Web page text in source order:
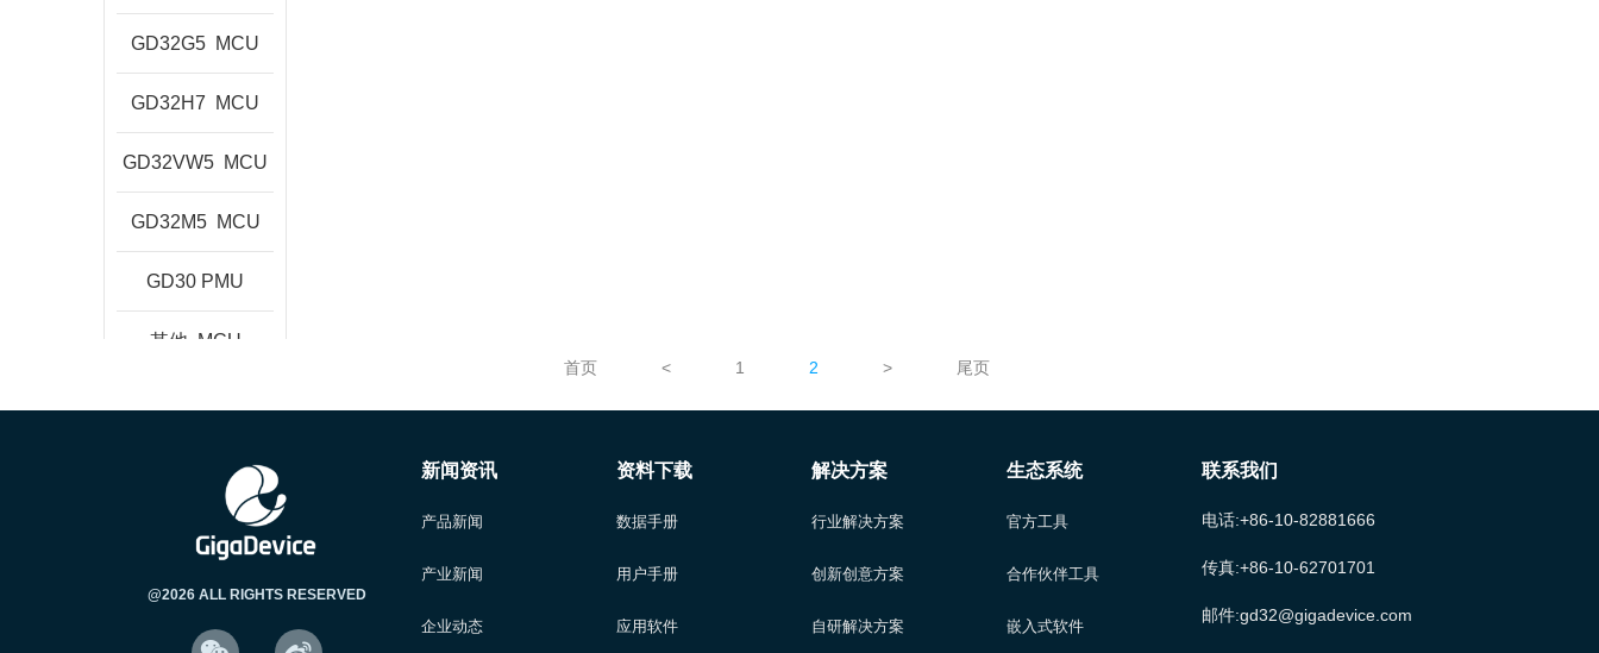
GD32G5 MCU
GD32H7 MCU
GD32VW5 MCU
GD32M5 MCU
GD30 PMU
其他 MCU
首页 < 1 2 > 尾页
@2026 ALL RIGHTS RESERVED
新闻资讯
产品新闻
产业新闻
企业动态
资料下载
数据手册
用户手册
应用软件
解决方案
行业解决方案
创新创意方案
自研解决方案
生态系统
官方工具
合作伙伴工具
嵌入式软件
联系我们
电话:+86-10-82881666
传真:+86-10-62701701
邮件:gd32@gigadevice.com